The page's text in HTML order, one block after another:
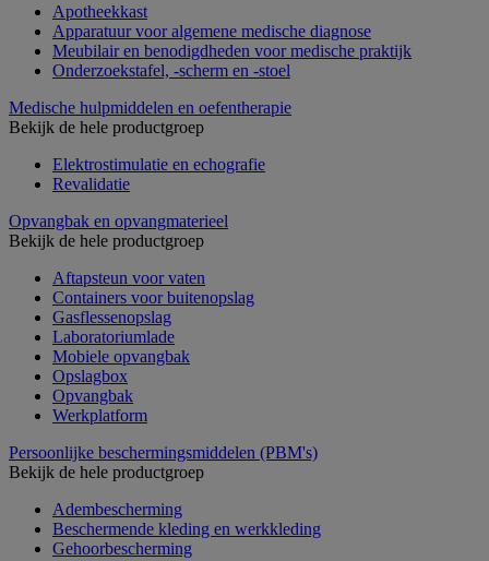
Apotheekkast
Apparatuur voor algemene medische diagnose
Meubilair en benodigdheden voor medische praktijk
Onderzoekstafel, -scherm en -stoel
Medische hulpmiddelen en oefentherapie
Bekijk de hele productgroep
Elektrostimulatie en echografie
Revalidatie
Opvangbak en opvangmaterieel
Bekijk de hele productgroep
Aftapsteun voor vaten
Containers voor buitenopslag
Gasflessenopslag
Laboratoriumlade
Mobiele opvangbak
Opslagbox
Opvangbak
Werkplatform
Persoonlijke beschermingsmiddelen (PBM's)
Bekijk de hele productgroep
Adembescherming
Beschermende kleding en werkkleding
Gehoorbescherming